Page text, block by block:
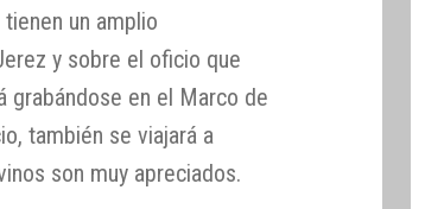
un amplio
y sobre el oficio que
grabándose en el Marco de
también se viajará a
son muy apreciados.